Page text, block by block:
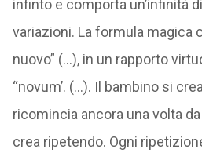
infinto e comporta un’infinità
variazioni. La formula magica
nuovo” (…), in un rapporto
“novum’. (…). Il bambino si
ricomincia ancora una volta
crea ripetendo. Ogni